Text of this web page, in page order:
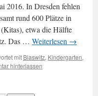
2016. In Dresden fehlen
rund 600 Plätze in
etwa die Hälfte
Das … Weiterlesen →
mit Blaswitz, Kindergarten,
hinterlassen